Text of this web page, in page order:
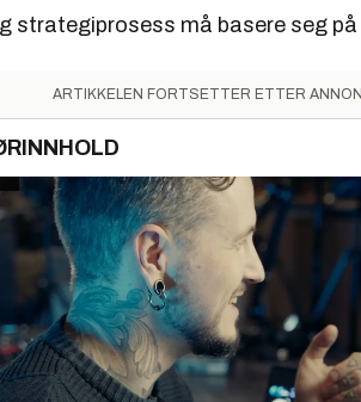
strategiprosess må basere seg på
ARTIKKELEN FORTSETTER ETTER